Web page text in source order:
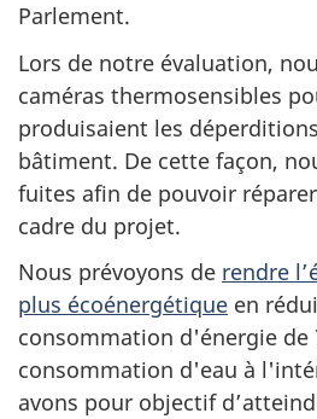
Parlement.
Lors de notre évaluation,
caméras thermosensibles
produisaient les
bâtiment. De cette façon,
fuites afin de pouvoir
cadre du projet.
Nous prévoyons de rendre
plus écoénergétique en
consommation d'énergie de
consommation d'eau à
avons pour objectif